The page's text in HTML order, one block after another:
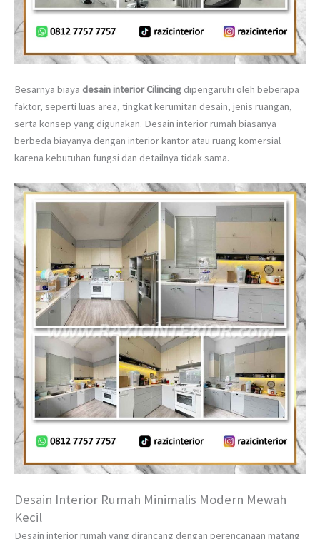
Besarnya biaya desain interior Cilincing dipengaruhi oleh beberapa
faktor, seperti luas area, tingkat kerumitan desain, jenis ruangan,
serta konsep yang digunakan. Desain interior rumah biasanya
berbeda biayanya dengan interior kantor atau ruang komersial
karena kebutuhan fungsi dan detailnya tidak sama.
Desain Interior Rumah Minimalis Modern Mewah
Kecil
Desain interior rumah yang dirancang dengan perencanaan matang